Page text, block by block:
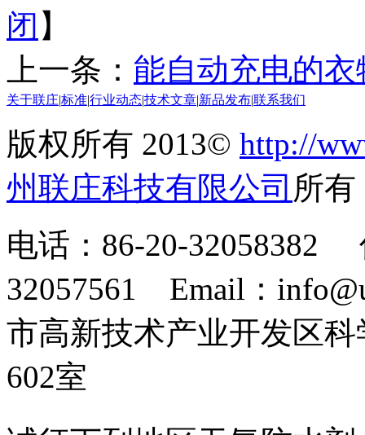
闭 】
上一条： 能自动充电的衣
关于联庄标准行业动态技术文章 新品发布联系我们
版权所有 2013© http://
州联庄科技有限公司 所
电话：86-20-32058382
32057561 Email：
市高新技术产业开发区
602室